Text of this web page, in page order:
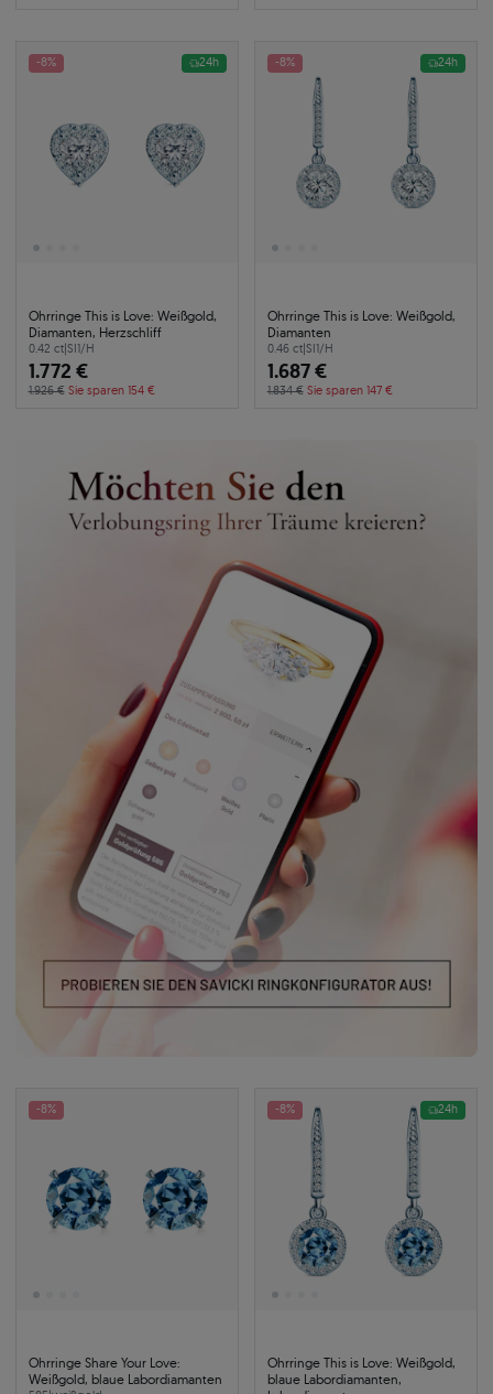
-8% 24h
Ohrringe This is Love: Weißgold,
Diamanten, Herzschliff
0.42 ct|SI1/H
1.772 €
1.926 € Sie sparen 154 €
-8% 24h
Ohrringe This is Love: Weißgold,
Diamanten
0.46 ct|SI1/H
1.687 €
1.834 € Sie sparen 147 €
-8%
Ohrringe Share Your Love:
Weißgold, blaue Labordiamanten
-8% 24h
Ohrringe This is Love: Weißgold,
blaue Labordiamanten,